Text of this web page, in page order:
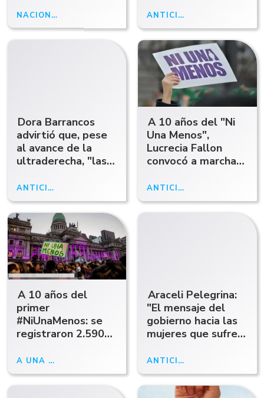
violencia de género
en Argentina
NACIONALES
calles, nos van a
seguir matando"
ANTICIPOABCRADIO
Dora Barrancos
advirtió que, pese
al avance de la
ultraderecha, "las
de resistencia"
ANTICIPOABCRADIO
A 10 años del "Ni
Una Menos",
Lucrecia Fallon
convocó a marchar:
matando, ya van
109 femicidios este
año"
ANTICIPOABCRADIO
A 10 años del
primer
#NiUnaMenos: se
registraron 2.590
intento cada 16
horas
A UNA DÉCADA
Araceli Pelegrina:
"El mensaje del
gobierno hacia las
mujeres que sufren
su única opción es
volver con el
agresor"
ANTICIPO ABCRADIO